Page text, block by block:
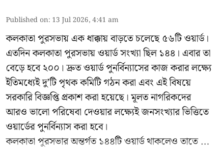
Published on: 13 Jul 2026, 4:41 am
কলকাতা পুরসভায় এক ধাক্কায় বাড়তে চলেছে ৫৬টি ওয়ার্ড।
এতদিন কলকাতা পুরসভায় ওয়ার্ড সংখ্যা ছিল ১৪৪। এবার তা
বেড়ে হবে ২০০। দ্রুত ওয়ার্ড পুনর্বিন্যাসের কাজ করার লক্ষ্যে
ইতিমধ্যেই দু’টি পৃথক কমিটি গঠন করা এবং এই বিষয়ে
সরকারি বিজ্ঞপ্তি প্রকাশ করা হয়েছে। মূলত নাগরিকদের
আরও ভালো পরিষেবা দেওয়ার লক্ষ্যেই জনসংখ্যার ভিত্তিতে
ওয়ার্ডের পুনর্বিন্যাস করা হবে।
কলকাতা পুরসভার অন্তর্গত ১৪৪টি ওয়ার্ড থাকলেও তাতে ...